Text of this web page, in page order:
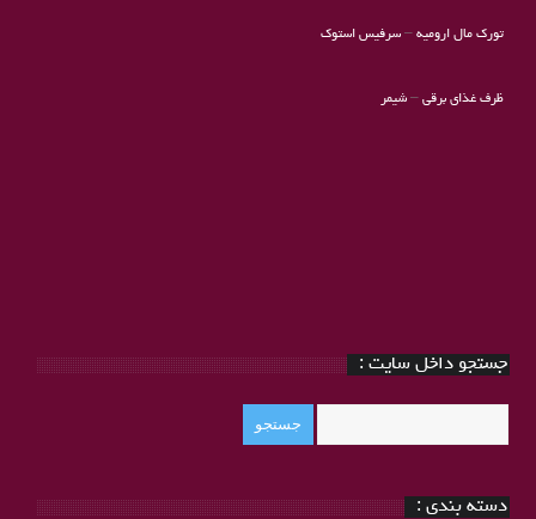
تورک مال ارومیه–سرفیس استوک
ظرف غذای برقی– شیمر
جستجو داخل سایت :
دسته بندی :